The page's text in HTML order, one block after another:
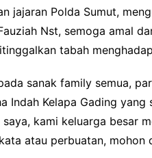
jajaran Polda Sumut,
Nst, semoga amal
tabah
sanak family semua,
Indah Kelapa Gading
saya, kami keluarga besar
atau perbuatan, mohon